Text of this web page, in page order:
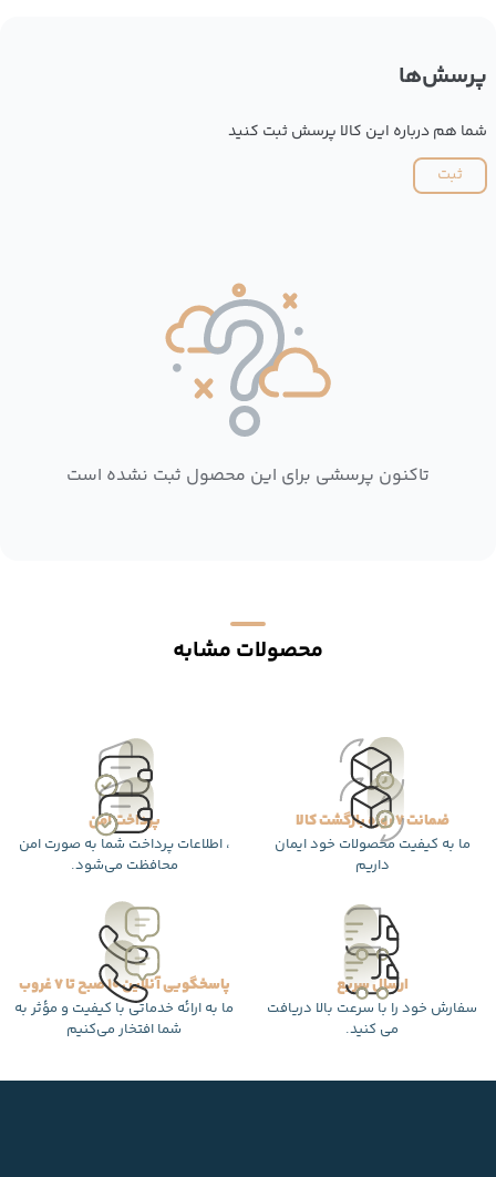
پرسش‌ها
شما هم درباره این کالا پرسش ثبت کنید
ثبت
تاکنون پرسشی برای این محصول ثبت نشده است
محصولات مشابه
ضمانت 7 روزه بازگشت کالا
ما به کیفیت محصولات خود ایمان
داریم
پرداخت امن
، اطلاعات پرداخت شما به صورت امن
محافظت می‌شود.
ارسال سریع
سفارش خود را با سرعت بالا دریافت
می کنید.
پاسخگویی آنلاین 10 صبح تا 7 غروب
ما به ارائه خدماتی با کیفیت و مؤثر به
شما افتخار می‌کنیم